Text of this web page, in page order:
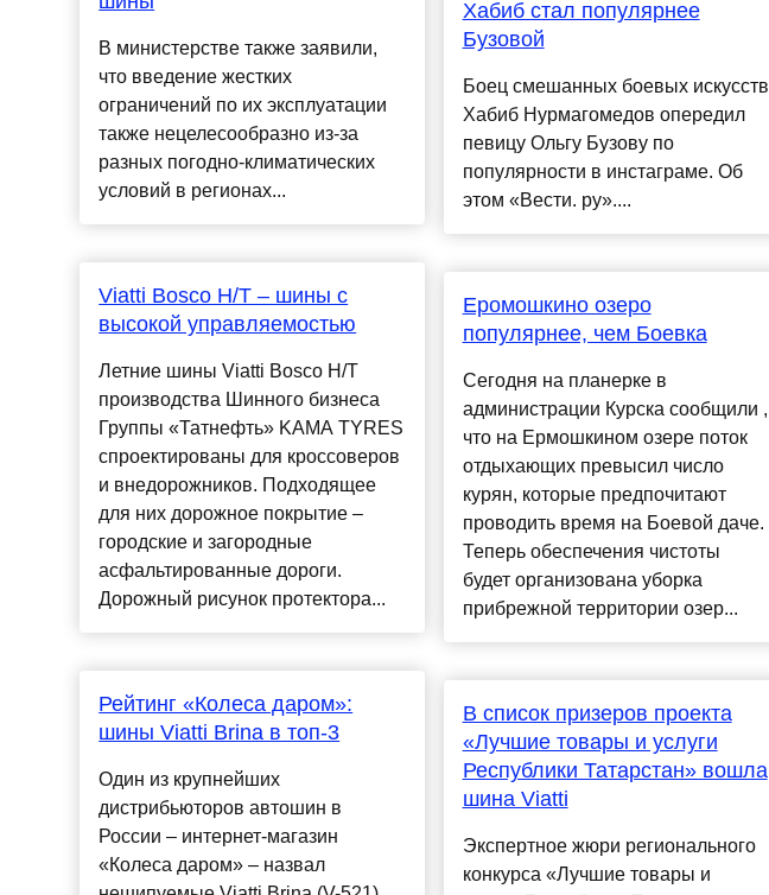
В министерстве также заявили,
что введение жестких
ограничений по их эксплуатации
также нецелесообразно из-за
разных погодно-климатических
условий в регионах...
Viatti Bosco H/T – шины с
высокой управляемостью
Летние шины Viatti Bosco H/T
производства Шинного бизнеса
Группы «Татнефть» KAMA TYRES
спроектированы для кроссоверов
и внедорожников. Подходящее
для них дорожное покрытие –
городские и загородные
асфальтированные дороги.
Дорожный рисунок протектора...
Рейтинг «Колеса даром»:
шины Viatti Brina в топ-3
Один из крупнейших
дистрибьюторов автошин в
России – интернет-магазин
«Колеса даром» – назвал
Хабиб стал популярнее
Бузовой
Боец смешанных боевых искусств
Хабиб Нурмагомедов опередил
певицу Ольгу Бузову по
популярности в инстаграме. Об
этом «Вести. ру»....
Еромошкино озеро
популярнее, чем Боевка
Сегодня на планерке в
администрации Курска сообщили ,
что на Ермошкином озере поток
отдыхающих превысил число
курян, которые предпочитают
проводить время на Боевой даче.
Теперь обеспечения чистоты
будет организована уборка
прибрежной территории озер...
В список призеров проекта
«Лучшие товары и услуги
Республики Татарстан» вошла
шина Viatti
Экспертное жюри регионального
конкурса «Лучшие товары и